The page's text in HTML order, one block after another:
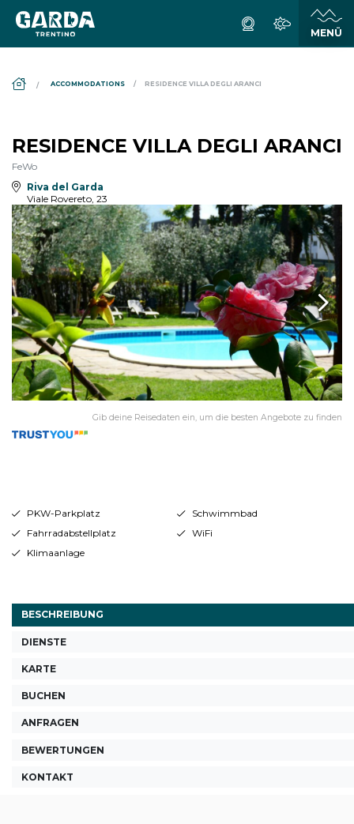
ACCOMMODATIONS RESIDENCE VILLA DEGLI ARANCI
RESIDENCE VILLA DEGLI ARANCI
FeWo
Riva del Garda
Viale Rovereto, 23
Gib deine Reisedaten ein, um die besten Angebote zu finden
PKW-Parkplatz
Schwimmbad
Fahrradabstellplatz
WiFi
Klimaanlage
BESCHREIBUNG
DIENSTE
KARTE
BUCHEN
ANFRAGEN
BEWERTUNGEN
KONTAKT